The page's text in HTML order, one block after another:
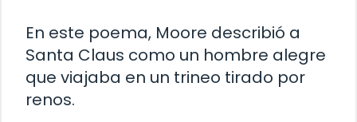
En este poema, Moore describió a
Santa Claus como un hombre alegre
que viajaba en un trineo tirado por
renos.